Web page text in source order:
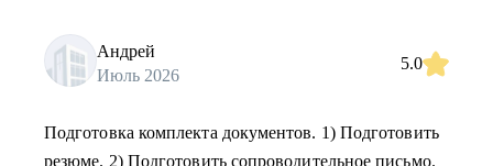
Андрей
Июль 2026
5.0
Подготовка комплекта документов. 1) Подготовить
резюме. 2) Подготовить сопроводительное письмо.